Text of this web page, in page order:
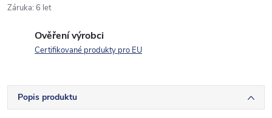
Záruka: 6 let
Ověření výrobci
Certifikované produkty pro EU
Popis produktu